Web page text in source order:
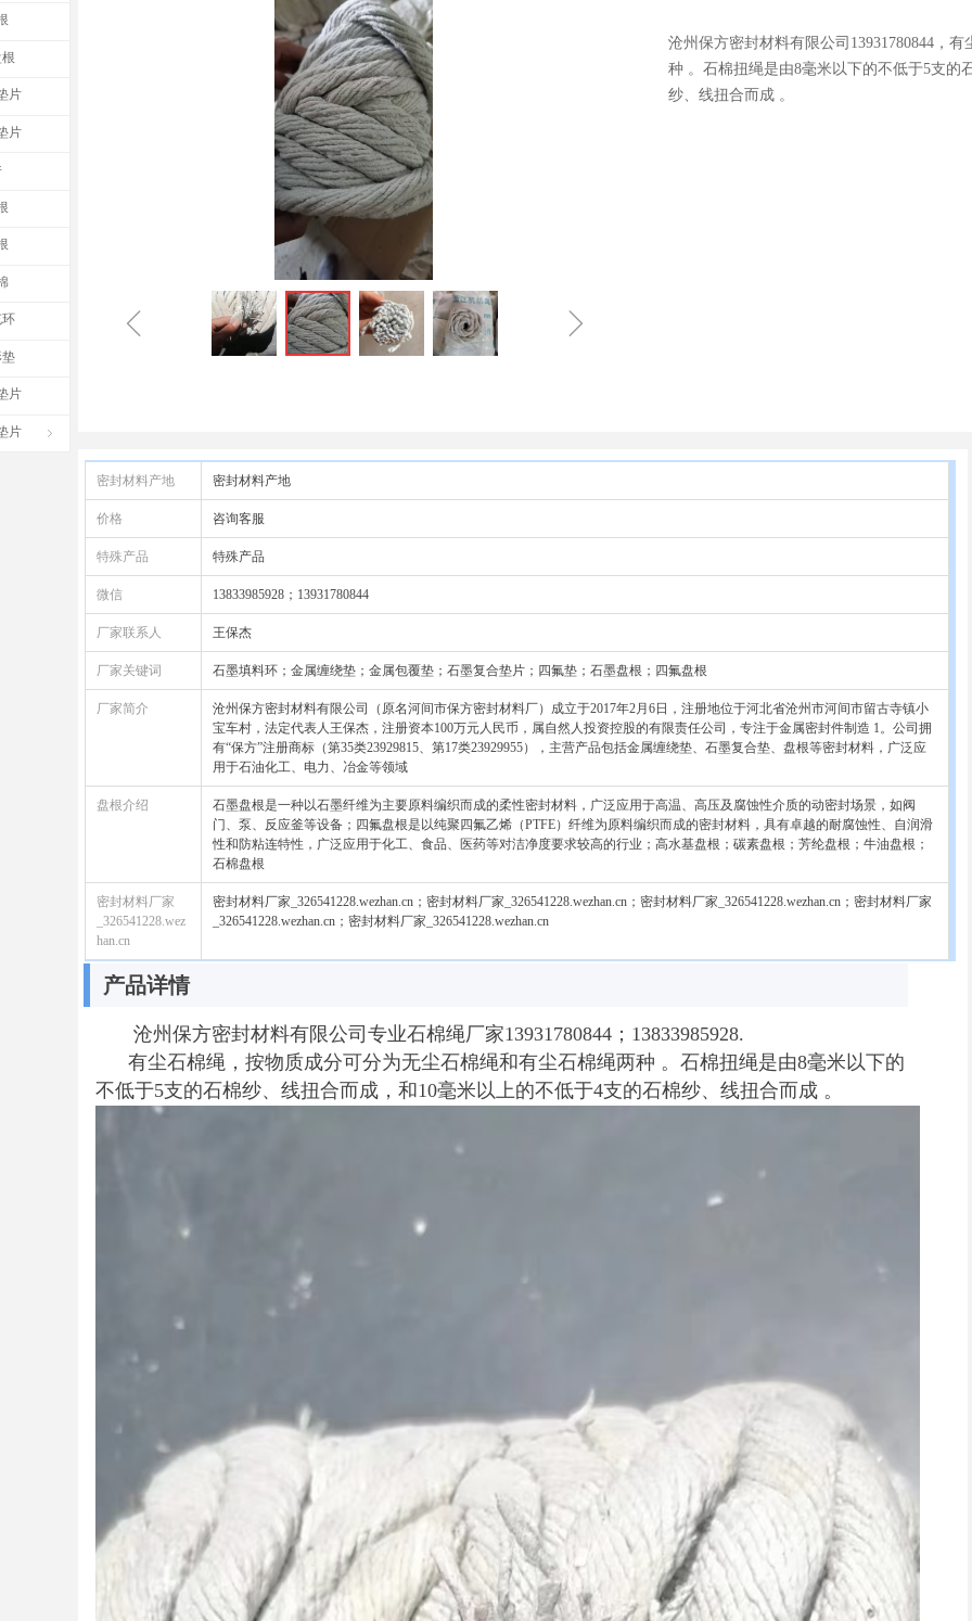
ꁆ ꁇ
沧州保方密封材料有限公司13931780844，
种 。石棉扭绳是由8毫米以下的不低于5支的
纱、线扭合而成 。
片
片
片
ꁇ
片
产品详情
沧州保方密封材料有限公司专业石棉绳厂家13931780844；13833985928.
有尘石棉绳，按物质成分可分为无尘石棉绳和有尘石棉绳两种 。石棉扭绳是由8毫米以下的
不低于5支的石棉纱、线扭合而成，和10毫米以上的不低于4支的石棉纱、线扭合而成 。
密封材料产地 密封材料产地
价格 咨询客服
特殊产品 特殊产品
微信 13833985928；13931780844
厂家联系人 王保杰
厂家关键词 石墨填料环；金属缠绕垫；金属包覆垫；石墨复合垫片；四氟垫；石墨盘根；四氟盘根
厂家简介
沧州保方密封材料有限公司（原名河间市保方密封材料厂）成立于2017年2月6日，注册地位于河北省沧州市河间市留古寺镇小
宝车村，法定代表人王保杰，注册资本100万元人民币，属自然人投资控股的有限责任公司，专注于金属密封件制造‌ 1。公司拥
有“保方”注册商标（第35类23929815、第17类23929955），主营产品包括金属缠绕垫、石墨复合垫、盘根等密封材料，广泛应
用于石油化工、电力、冶金等领域‌
盘根介绍
石墨盘根是一种以石墨纤维为主要原料编织而成的柔性密封材料，广泛应用于高温、高压及腐蚀性介质的动密封场景，如阀
门、泵、反应釜等设备‌；四氟盘根是以纯聚四氟乙烯（PTFE）纤维为原料编织而成的密封材料，具有卓越的耐腐蚀性、自润滑
性和防粘连特性，广泛应用于化工、食品、医药等对洁净度要求较高的行业‌；高水基盘根；碳素盘根；芳纶盘根；牛油盘根；
石棉盘根
密封材料厂家
_326541228.wez
han.cn
密封材料厂家_326541228.wezhan.cn；密封材料厂家_326541228.wezhan.cn；密封材料厂家_326541228.wezhan.cn；密封材料厂家
_326541228.wezhan.cn；密封材料厂家_326541228.wezhan.cn